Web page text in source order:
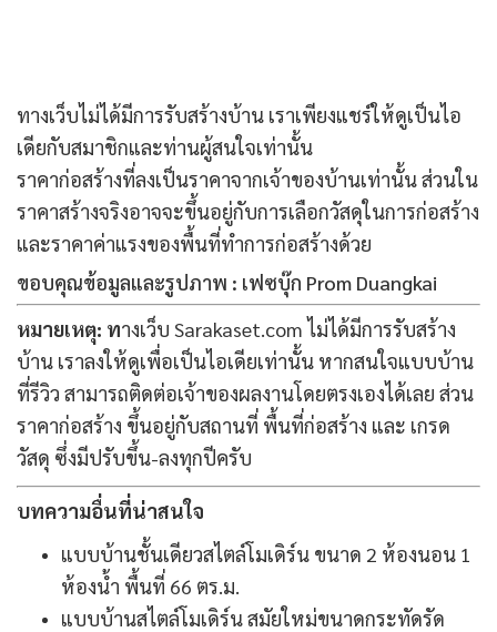
ทางเว็บไม่ได้มีการรับสร้างบ้าน เราเพียงแชร์ให้ดูเป็นไอ
เดียกับสมาชิกและท่านผู้สนใจเท่านั้น
ราคาก่อสร้างที่ลงเป็นราคาจากเจ้าของบ้านเท่านั้น ส่วนใน
ราคาสร้างจริงอาจจะขึ้นอยู่กับการเลือกวัสดุในการก่อสร้าง
และราคาค่าแรงของพื้นที่ทำการก่อสร้างด้วย
ขอบคุณข้อมูลและรูปภาพ : เฟซบุ๊ก Prom Duangkai
หมายเหตุ: ทางเว็บ Sarakaset.com ไม่ได้มีการรับสร้าง
บ้าน เราลงให้ดูเพื่อเป็นไอเดียเท่านั้น หากสนใจแบบบ้าน
ที่รีวิว สามารถติดต่อเจ้าของผลงานโดยตรงเองได้เลย ส่วน
ราคาก่อสร้าง ขึ้นอยู่กับสถานที่ พื้นที่ก่อสร้าง และ เกรด
วัสดุ ซึ่งมีปรับขึ้น-ลงทุกปีครับ
บทความอื่นที่น่าสนใจ
แบบบ้านชั้นเดียวสไตล์โมเดิร์น ขนาด 2 ห้องนอน 1
ห้องน้ำ พื้นที่ 66 ตร.ม.
แบบบ้านสไตล์โมเดิร์น สมัยใหม่ขนาดกระทัดรัด